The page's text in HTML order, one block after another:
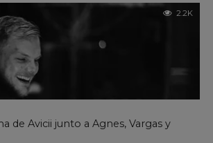
2.2K
de Avicii junto a Agnes, Vargas y